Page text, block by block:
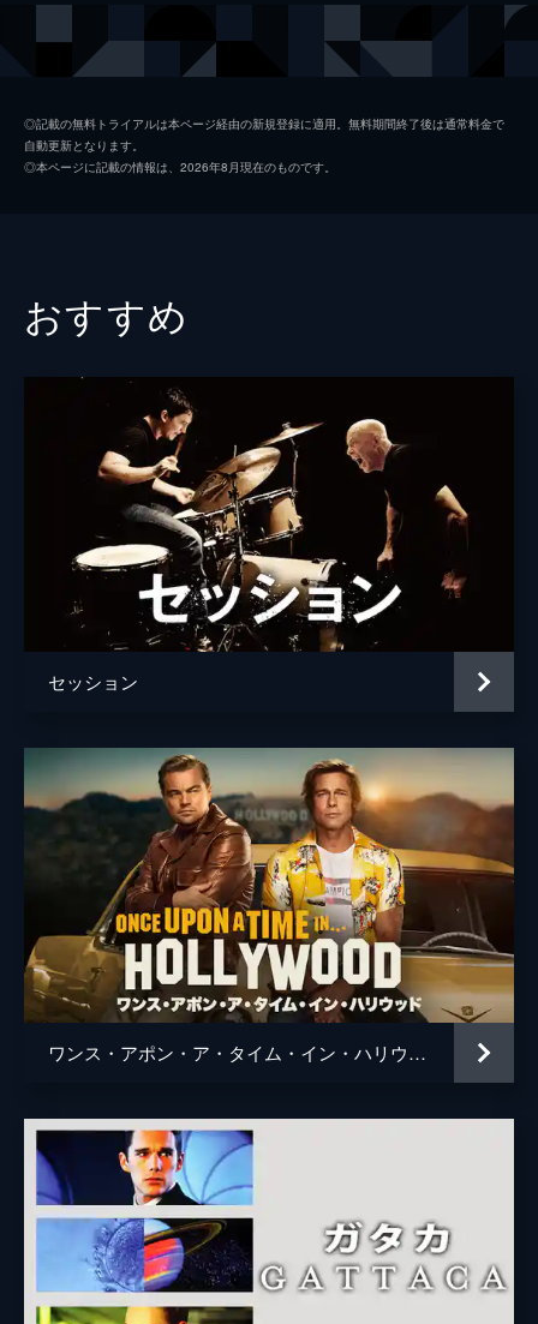
ステファニー・スー
ビフ・ウィフ
スニータ・マニ
アーロン・ラザール
オードリー・ヴァシレフスキ
監督 ダニエル・クワン
ダニエル・シャイナート
ダニエル・シャイナート
サン・ラックス
製作 ジョー・ルッソ
アンソニー・ルッソ
マイク・ラロッカ
ダニエル・クワン
ダニエル・シャイナート
ジョナサン・ワン
◎記載の無料トライアルは本ページ経由の新規登録に適用。無料期間終了後は通常料金で
自動更新となります。
◎本ページに記載の情報は、2026年8月現在のものです。
おすすめ
セッション
ワンス・アポン・ア・タイム・イン・ハリウッド